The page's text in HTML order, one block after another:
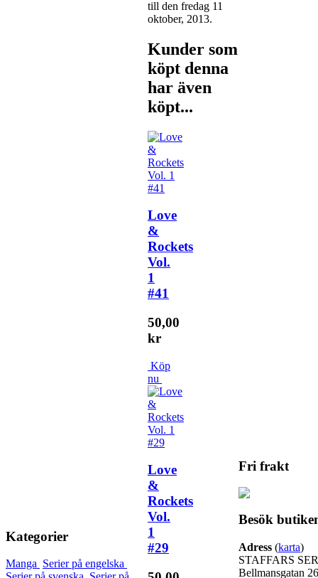
Kategorier
Manga Serier på engelska
till den fredag 11
oktober, 2013.
Kunder som
köpt denna
har även
köpt...
Love
&
Rockets
Vol.
1
#41
50,00
kr
Köp
nu
Love
&
Rockets
Vol.
1
#29
Fri frakt
Besök
Adress (karta)
STAFFARS
Bellmansgatan